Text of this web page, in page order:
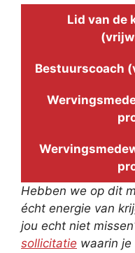
Lid van de
Bestuurscoach
Hebben we op dit
écht energie van
jou echt niet
sollicitatie waarin